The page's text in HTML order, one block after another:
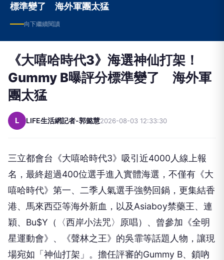
標準變了 海外軍團太猛
向下繼續閱讀
《大嘻哈時代3》海選神仙打架！
Gummy B曝評分標準變了 海外軍
團太猛
L LIFE生活網記者-郭懿慧2026-08-03 12:33:30
三立都會台《大嘻哈時代3》吸引近4000人線上報
名，最終超過400位選手進入實體海選，不僅有《大
嘻哈時代》第一、二季人氣選手強勢回鍋，更集結香
港、馬來西亞等海外新血，以及Asiaboy禁藥王、連
穎、Bu$Y（〈西岸小法咒〉原唱）、曾參加《全明
星運動會》、《聲林之王》的吳霏等話題人物，讓現
場宛如「神仙打架」。擔任評審的Gummy B、鎖吶